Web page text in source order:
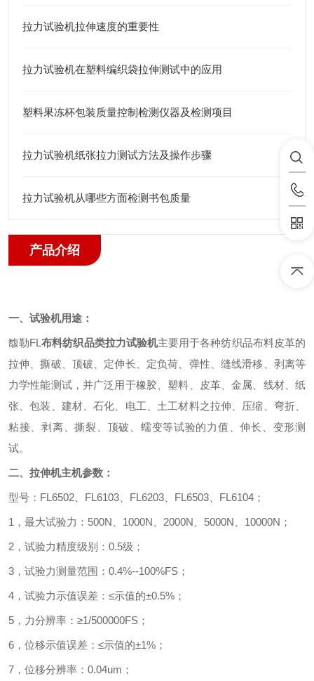
拉力试验机拉伸速度的重要性
拉力试验机在塑料编织袋拉伸测试中的应用
塑料果冻杯包装质量控制检测仪器及检测项目
拉力试验机纸张拉力测试方法及操作步骤
拉力试验机从哪些方面检测书包质量
产品介绍
一、试验机用途：
馥勒FL布料纺织品类拉力试验机主要用于各种纺织品布料皮革的
拉伸、撕破、顶破、定伸长、定负荷、弹性、缝线滑移、剥离等
力学性能测试，并广泛用于橡胶、塑料、皮革、金属、线材、纸
张、包装、建材、石化、电工、土工材料之拉伸、压缩、弯折、
粘接、剥离、撕裂、顶破、蠕变等试验的力值、伸长、变形测
试。
二、拉伸机主机参数：
型号： FL6502 FL6103 FL6203 FL6503 FL6104 ；
1 ，最大试验力： 500N 1000N 2000N 5000N 10000N ；
2 ，试验力精度级别： 0.5级；
3 ，试验力测量范围： 0.4%--100%FS ；
4 ，试验力示值误差：≤示值的±0.5% ；
5 ，力分辨率：≥1/500000FS ；
6 ，位移示值误差：≤示值的±1% ；
7 ，位移分辨率： 0.04um ；